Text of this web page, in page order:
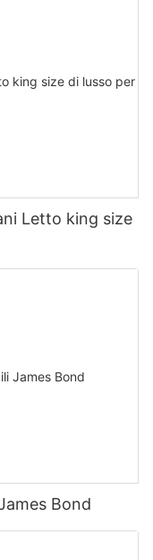
Letto king size
Bond